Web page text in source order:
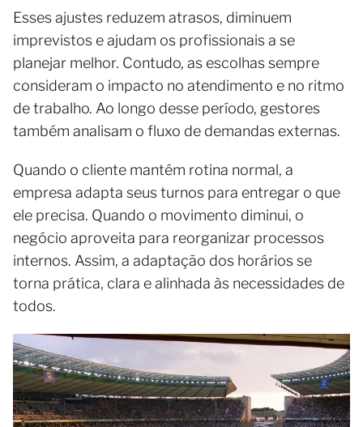
Esses ajustes reduzem atrasos, diminuem
imprevistos e ajudam os profissionais a se
planejar melhor. Contudo, as escolhas sempre
consideram o impacto no atendimento e no ritmo
de trabalho. Ao longo desse período, gestores
também analisam o fluxo de demandas externas.
Quando o cliente mantém rotina normal, a
empresa adapta seus turnos para entregar o que
ele precisa. Quando o movimento diminui, o
negócio aproveita para reorganizar processos
internos. Assim, a adaptação dos horários se
torna prática, clara e alinhada às necessidades de
todos.